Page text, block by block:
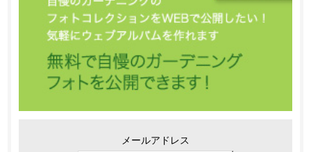
メールアドレス